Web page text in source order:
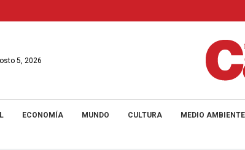
5, 2026
ECONOMÍA MUNDO CULTURA MEDIO AMBIENTE